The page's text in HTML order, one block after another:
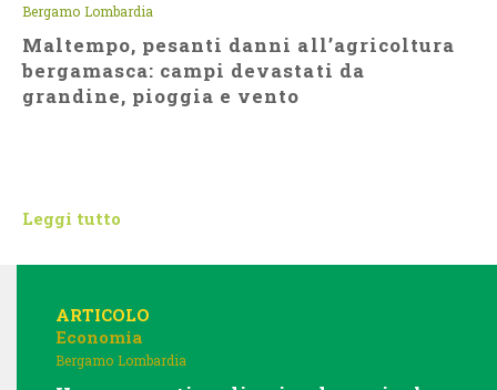
Bergamo Lombardia
Maltempo, pesanti danni all’agricoltura
bergamasca: campi devastati da
grandine, pioggia e vento
Leggi tutto
ARTICOLO
Economia
Bergamo Lombardia